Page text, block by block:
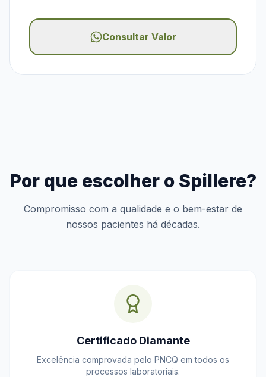
Consultar Valor
Por que escolher o Spillere?
Compromisso com a qualidade e o bem-estar de
nossos pacientes há décadas.
Certificado Diamante
Excelência comprovada pelo PNCQ em todos os
processos laboratoriais.